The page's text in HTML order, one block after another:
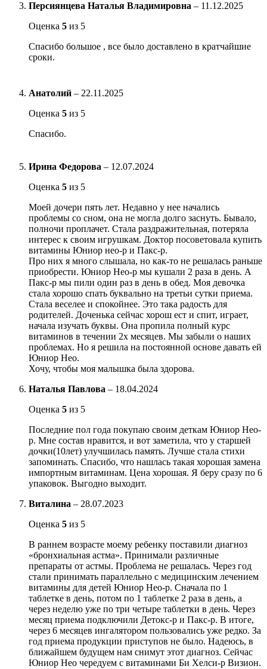
Персиянцева Наталья Владимировна – 11.12.2025
Оценка 5 из 5
Спасибо большое , все было доставлено в кратчайшие
сроки.
Анатолий – 22.11.2025
Оценка 5 из 5
Спасибо.
Ирина Федорова – 12.07.2024
Оценка 5 из 5
Моей дочери пять лет. Недавно у нее начались
проблемы со сном, она не могла долго заснуть. Бывало,
полночи проплачет. Стала раздражительная, потеряла
интерес к своим игрушкам. Доктор посоветовала купить
витамины Юниор нео-р и Пакс-р.
Про них я много слышала, но как-то не решалась раньше
приобрести. Юниор Нео-р мы кушали 2 раза в день. А
Пакс-р мы пили один раз в день в обед. Моя девочка
стала хорошо спать буквально на третьи сутки приема.
Стала веселее и спокойнее. Это така радость для
родителей. Доченька сейчас хорош ест и спит, играет,
начала изучать буквы. Она пропила полный курс
витаминов в течении 2х месяцев. Мы забыли о наших
проблемах. Но я решила на постоянной основе давать ей
Юниор Нео.
Хочу, чтобы моя малышка была здорова.
Наталья Павлова – 18.04.2024
Оценка 5 из 5
Последние пол года покупаю своим деткам Юниор Нео-
р. Мне состав нравится, и вот заметила, что у старшей
дочки(10лет) улучшилась память. Лучше стала стихи
запоминать. Спасибо, что нашлась такая хорошая замена
импортным витаминам. Цена хорошая. Я беру сразу по 6
упаковок. Выгодно выходит.
Виталина – 28.07.2023
Оценка 5 из 5
В раннем возрасте моему ребенку поставили диагноз
«бронхиальная астма». Принимали различные
препараты от астмы. Проблема не решалась. Через год
стали принимать параллельно с медицинским лечением
витамины для детей Юниор Неo-р. Сначала по 1
таблетке в день, потом по 1 таблетке 2 раза в день, а
через неделю уже по три четыре таблетки в день. Через
месяц приема подключили Детокс-р и Пакс-р. В итоге,
через 6 месяцев ингалятором пользовались уже редко. За
год приема продукции приступов не было. Надеюсь, в
ближайшем будущем нам снимут этот диагноз. Сейчас
Юниор Нео чередуем с витаминами Би Хелси-р Визион.